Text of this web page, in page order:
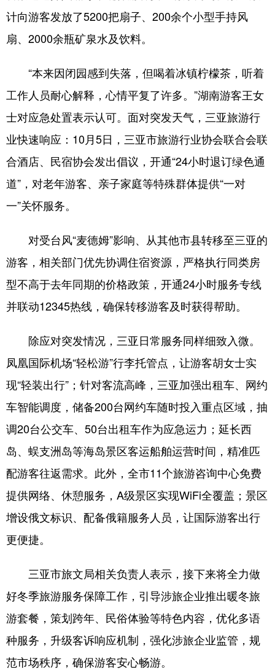
计向游客发放了5200把扇子、200余个小型手持风
扇、2000余瓶矿泉水及饮料。
“本来因闭园感到失落，但喝着冰镇柠檬茶，听着
工作人员耐心解释，心情平复了许多。”湖南游客王女
士对应急处置表示认可。面对突发天气，三亚旅游行
业快速响应：10月5日，三亚市旅游行业协会联合会联
合酒店、民宿协会发出倡议，开通“24小时退订绿色通
道”，对老年游客、亲子家庭等特殊群体提供“一对
一”关怀服务。
对受台风“麦德姆”影响、从其他市县转移至三亚的
游客，相关部门优先协调住宿资源，严格执行同类房
型不高于去年同期的价格政策，开通24小时服务专线
并联动12345热线，确保转移游客及时获得帮助。
除应对突发情况，三亚日常服务同样细致入微。
凤凰国际机场“轻松游”行李托管点，让游客胡女士实
现“轻装出行”；针对客流高峰，三亚加强出租车、网约
车智能调度，储备200台网约车随时投入重点区域，抽
调20台公交车、50台出租车作为应急运力；延长西
岛、蜈支洲岛等海岛景区客运船舶运营时间，精准匹
配游客往返需求。此外，全市11个旅游咨询中心免费
提供网络、休憩服务，A级景区实现WiFi全覆盖；景区
增设俄文标识、配备俄籍服务人员，让国际游客出行
更便捷。
三亚市旅文局相关负责人表示，接下来将全力做
好冬季旅游服务保障工作，引导涉旅企业推出暖冬旅
游套餐，策划跨年、民俗体验等特色内容，优化多语
种服务，升级客诉响应机制，强化涉旅企业监管，规
范市场秩序，确保游客安心畅游。